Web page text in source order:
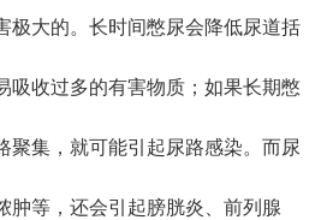
大的。长时间憋尿会降低尿道括
吸收过多的有害物质；如果长期憋
聚集，就可能引起尿路感染。而尿
肿等，还会引起膀胱炎、前列腺